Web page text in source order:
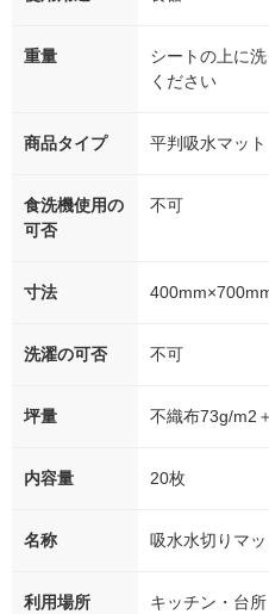
重量
シートの上に
ください
商品タイプ 平判吸水マット
食洗機使用の
可否
不可
寸法
洗濯の可否 不可
坪量 不織布73g/m2
内容量 20枚
名称 吸水水切りマッ
利用場所 キッチン・台所